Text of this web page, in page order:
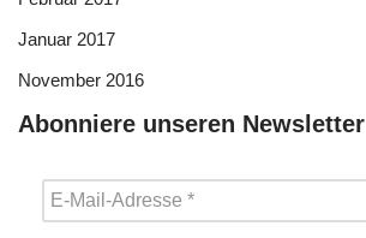
Januar 2017
November 2016
Abonniere unseren Newsletter